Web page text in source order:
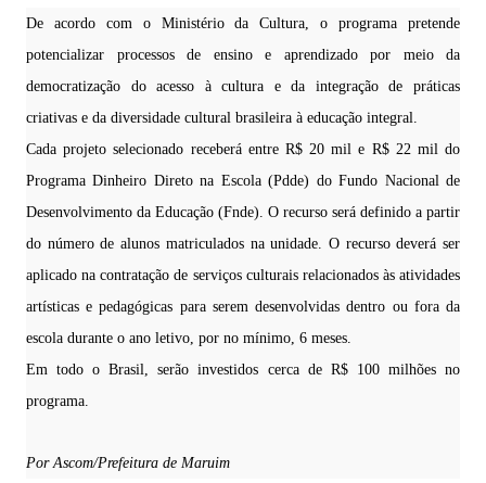
De acordo com o Ministério da Cultura, o programa pretende
potencializar processos de ensino e aprendizado por meio da
democratização do acesso à cultura e da integração de práticas
criativas e da diversidade cultural brasileira à educação integral.
Cada projeto selecionado receberá entre R$ 20 mil e R$ 22 mil do
Programa Dinheiro Direto na Escola (Pdde) do Fundo Nacional de
Desenvolvimento da Educação (Fnde). O recurso será definido a partir
do número de alunos matriculados na unidade. O recurso deverá ser
aplicado na contratação de serviços culturais relacionados às atividades
artísticas e pedagógicas para serem desenvolvidas dentro ou fora da
escola durante o ano letivo, por no mínimo, 6 meses.
Em todo o Brasil, serão investidos cerca de R$ 100 milhões no
programa.
Por Ascom/Prefeitura de Maruim